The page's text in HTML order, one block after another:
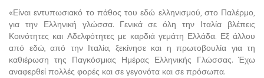
«Είναι εντυπωσιακό το πάθος του εδώ ελληνισμού, στο Παλέρμο,
για την Ελληνική γλώσσα. Γενικά σε όλη την Ιταλία βλέπεις
Κοινότητες και Αδελφότητες με καρδιά γεμάτη Ελλάδα. Εξ άλλου
από εδώ, από την Ιταλία, ξεκίνησε και η πρωτοβουλία για τη
καθιέρωση της Παγκόσμιας Ημέρας Ελληνικής Γλώσσας. Έχω
αναφερθεί πολλές φορές και σε γεγονότα και σε πρόσωπα.